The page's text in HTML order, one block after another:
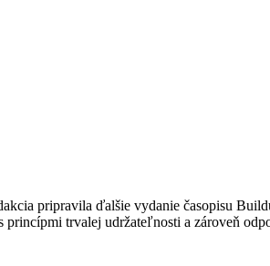
pripravila ďalšie vydanie časopisu
trvalej udržateľnosti a zároveň